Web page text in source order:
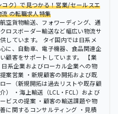
ク）で見つかる！営業/セールスエ
の転職求人特集
空貨物輸送、フォワーディング、通
ロスボーダー輸送など幅広い物流サ
しています。 タイ国内では日系メ
に、自動車、電子機器、食品関連企
顧客をサポートしています。 【業
系企業およびローカル企業への物
案営業 ・新規顧客の開拓および既
ー（新規開拓は過去リストや既存顧
） ・海上輸送（LCL・FCL）および
ビスの提案 ・顧客の輸送課題や物
に関するコンサルティング ・見積